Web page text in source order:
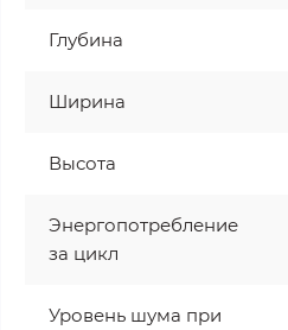
Глубина
Ширина
Высота
Энергопотребление
за цикл
Уровень шума при